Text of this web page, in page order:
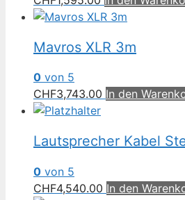
Mavros XLR 3m
0 von 5
CHF3,743.00 In den
Lautsprecher Kabel
0 von 5
CHF4,540.00 In den